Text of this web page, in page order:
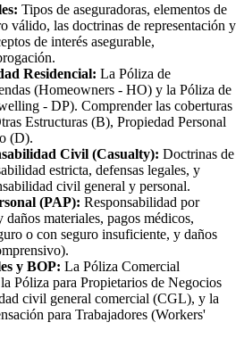
Tipos de aseguradoras, elementos de
válido, las doctrinas de representación y
de interés asegurable,
Residencial: La Póliza de
(Homeowners - HO) y la Póliza de
- DP). Comprender las coberturas
Estructuras (B), Propiedad Personal
(D).
Civil (Casualty): Doctrinas de
estricta, defensas legales, y
civil general y personal.
(PAP): Responsabilidad por
daños materiales, pagos médicos,
o con seguro insuficiente, y daños
y BOP: La Póliza Comercial
Póliza para Propietarios de Negocios
civil general comercial (CGL), y la
para Trabajadores (Workers'